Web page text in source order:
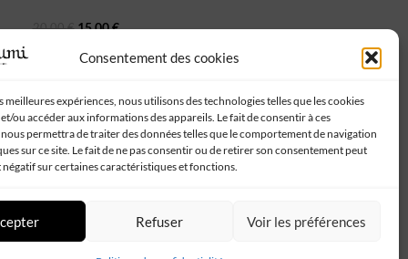
Consentement des cookies
meilleures expériences, nous utilisons des technologies telles que les cookies
ou accéder aux informations des appareils. Le fait de consentir à ces
permettra de traiter des données telles que le comportement de navigation
sur ce site. Le fait de ne pas consentir ou de retirer son consentement peut
sur certaines caractéristiques et fonctions.
Refuser Voir les préférences
20,00€ 15,00€
Suivez-nous :